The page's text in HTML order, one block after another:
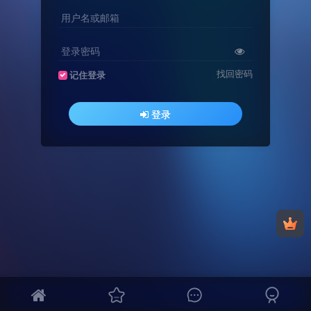
用户名或邮箱
登录密码
记住登录 找回密码
登录